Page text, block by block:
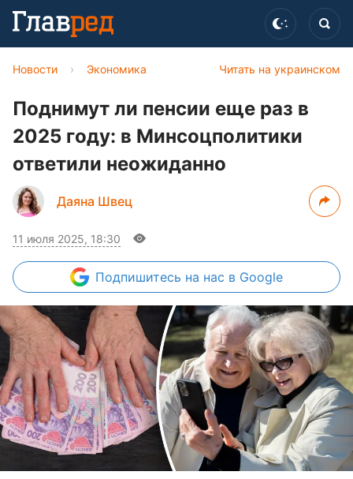
Читать на украинском
Новости › Экономика
Поднимут ли пенсии еще раз в
2025 году: в Минсоцполитики
ответили неожиданно
Даяна Швец
11 июля 2025, 18:30
Подпишитесь на нас в Google